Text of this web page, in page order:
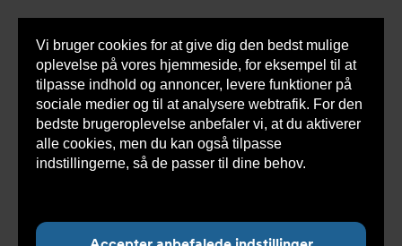
Vi bruger cookies for at give dig den bedst mulige
oplevelse på vores hjemmeside, for eksempel til at
tilpasse indhold og annoncer, levere funktioner på
sociale medier og til at analysere webtrafik. For den
bedste brugeroplevelse anbefaler vi, at du aktiverer
alle cookies, men du kan også tilpasse
indstillingerne, så de passer til dine behov.
Du
her:
Armatec > Produkter > Ekspansionssystemer
>
Kompressorstyret
>
Kompressorens sekundære
beholder
> Reflexomat beholder AT8300EF
>